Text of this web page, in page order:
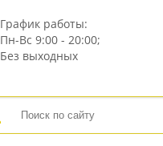
График работы:
Пн-Вс 9:00 - 20:00;
Без выходных